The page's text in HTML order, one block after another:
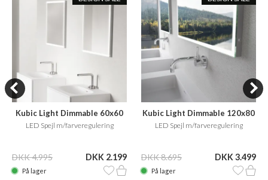
Kubic Light Dimmable 60x60
LED Spejl m/farveregulering
DKK 4.995 DKK 2.199
På lager
Kubic Light Dimmable 120x80
LED Spejl m/farveregulering
DKK 8.695 DKK 3.499
På lager